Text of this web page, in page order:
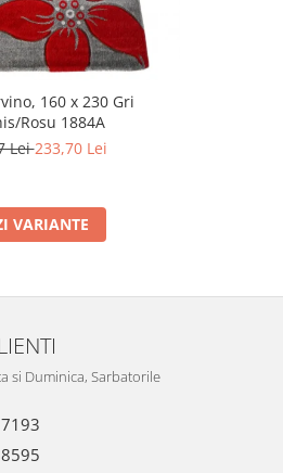
160 x 230 Gri
Rosu 1884A
Lei233,70 Lei
VARIANTE
si Duminica, Sarbatorile